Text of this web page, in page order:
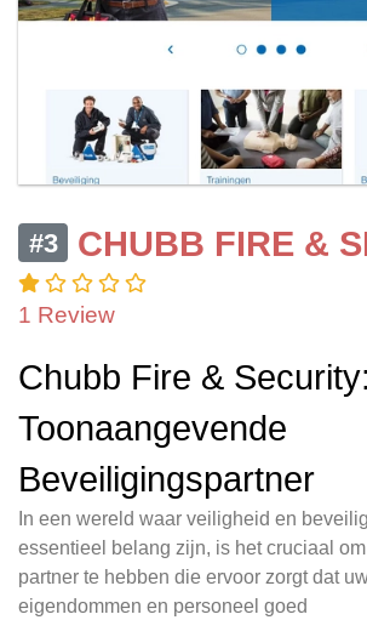
#3 CHUBB FIRE &
1 Review
Chubb Fire &
Toonaangevende
Beveiligingspartner
In een wereld waar veiligheid en
essentieel belang zijn, is het cruciaal
partner te hebben die ervoor zorgt dat
eigendommen en personeel goed